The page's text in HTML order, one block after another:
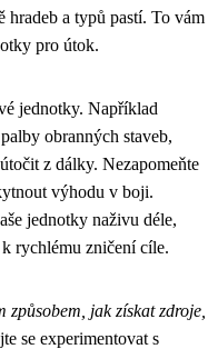
hradeb a typů pastí. To vám
pro útok.
jednotky. Například
obranných staveb,
z dálky. Nezapomeňte
výhodu v boji.
jednotky naživu déle,
rychlému zničení cíle.
jak získat zdroje,
se experimentovat s